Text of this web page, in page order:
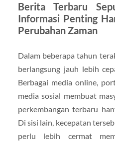
Berita Terbaru
Informasi Penting
Perubahan Zaman
Dalam beberapa tahun
berlangsung jauh lebih
Berbagai media online,
media sosial membuat
perkembangan terbaru
Di sisi lain, kecepatan
perlu lebih cermat